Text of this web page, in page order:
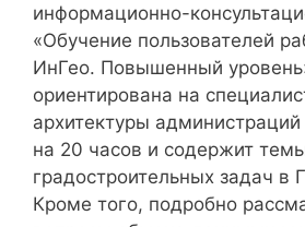
информационно-
«Обучение пользователей
ИнГео. Повышенный
ориентирована на
архитектуры
на 20 часов и содержит
градостроительных задач в
Кроме того, подробно